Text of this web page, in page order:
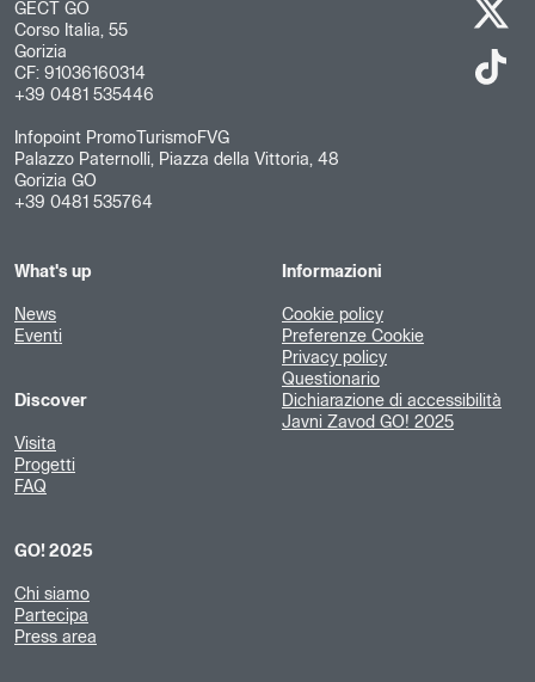
GECT GO
Corso Italia, 55
Gorizia
CF: 91036160314
+39 0481 535446
Infopoint PromoTurismoFVG
Palazzo Paternolli, Piazza della Vittoria, 48
Gorizia GO
+39 0481 535764
What's up
News
Eventi
Discover
Visita
Progetti
FAQ
GO! 2025
Chi siamo
Partecipa
Press area
Informazioni
Cookie policy
Preferenze Cookie
Privacy policy
Questionario
Dichiarazione di accessibilità
Javni Zavod GO! 2025